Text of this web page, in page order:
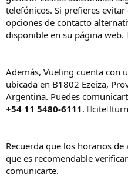
telefónicos. Si prefieres
opciones de contacto
disponible en su página web.
Además, Vueling cuenta con
ubicada en B1802 Ezeiza,
Argentina. Puedes
+54 11 5480-6111.
Recuerda que los horarios
que es recomendable
comunicarte.